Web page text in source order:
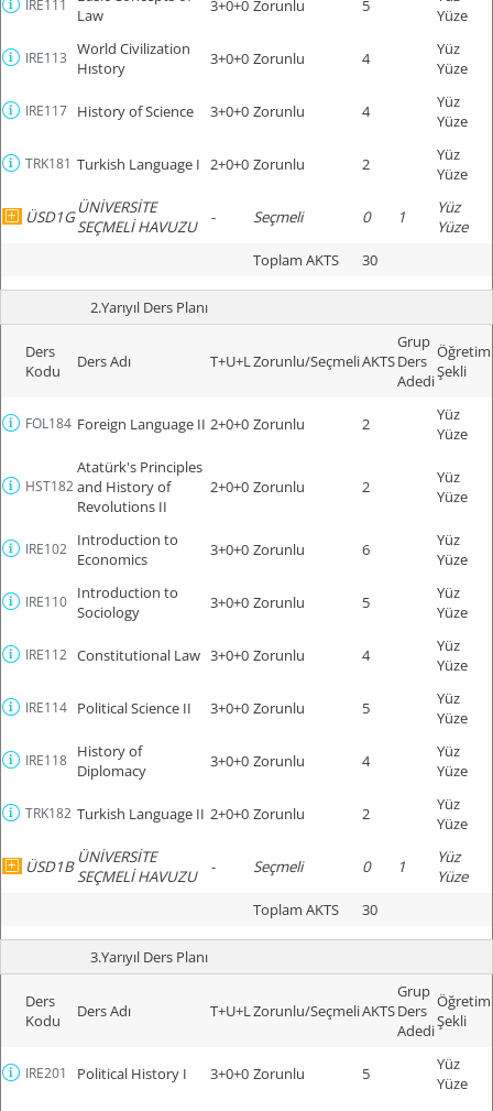
IRE111
Law
3+0+0 Zorunlu 5
Yüze
IRE113 World Civilization
Hıstory
3+0+0 Zorunlu 4
Yüz
Yüze
IRE117 History of Science 3+0+0 Zorunlu 4
Yüz
Yüze
TRK181 Turkish Language I 2+0+0 Zorunlu 2
Yüz
Yüze
ÜSD1G ÜNİVERSİTE
SEÇMELİ HAVUZU
- Seçmeli 0 1
Yüz
Yüze
Toplam AKTS
30
2.Yarıyıl Ders Planı
Ders
Kodu
Ders Adı T+U+LZorunlu/SeçmeliAKTS
Grup
Ders
Adedi
Öğretim
Şekli
FOL184 Foreign Language II 2+0+0 Zorunlu 2
Yüz
Yüze
HST182
Atatürk's Principles
and History of
Revolutions II
2+0+0 Zorunlu 2
Yüz
Yüze
IRE102 Introduction to
Economics
3+0+0 Zorunlu 6
Yüz
Yüze
IRE110 Introduction to
Sociology
3+0+0 Zorunlu 5
Yüz
Yüze
IRE112 Constitutional Law 3+0+0 Zorunlu 4
Yüz
Yüze
IRE114 Political Science II 3+0+0 Zorunlu 5
Yüz
Yüze
IRE118 History of
Diplomacy
3+0+0 Zorunlu 4
Yüz
Yüze
TRK182 Turkish Language II 2+0+0 Zorunlu 2
Yüz
Yüze
ÜSD1B ÜNİVERSİTE
SEÇMELİ HAVUZU
- Seçmeli 0 1
Yüz
Yüze
Toplam AKTS
30
3.Yarıyıl Ders Planı
Ders
Kodu
Ders Adı T+U+LZorunlu/SeçmeliAKTS
Grup
Ders
Adedi
Öğretim
Şekli
IRE201 Political History I 3+0+0 Zorunlu 5
Yüz
Yüze